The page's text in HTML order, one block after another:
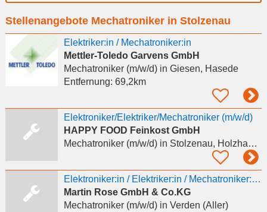
eingeben
Stellenangebote Mechatroniker in Stolzenau
Elektriker:in / Mechatroniker:in
Mettler-Toledo Garvens GmbH
Mechatroniker (m/w/d)in Giesen, Hasede
Entfernung: 69,2km
Elektroniker/Elektriker/Mechatroniker (m/w/d)
HAPPY FOOD Feinkost GmbH
Mechatroniker (m/w/d)in Stolzenau, Holzhausen
Elektroniker:in / Elektriker:in / Mechatroniker:in für eine Qualifizierung als Signalmechaniker:in
Martin Rose GmbH & Co.KG
Mechatroniker (m/w/d)in Verden (Aller)